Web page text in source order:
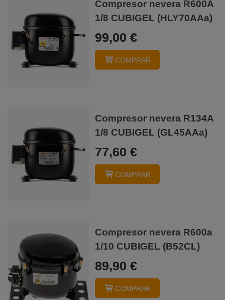
Compresor nevera R600A
1/8 CUBIGEL (HLY70AAa)
99,00 €
COMPRAR
Compresor nevera R134A
1/8 CUBIGEL (GL45AAa)
77,60 €
COMPRAR
Compresor nevera R600a
1/10 CUBIGEL (B52CL)
89,90 €
COMPRAR